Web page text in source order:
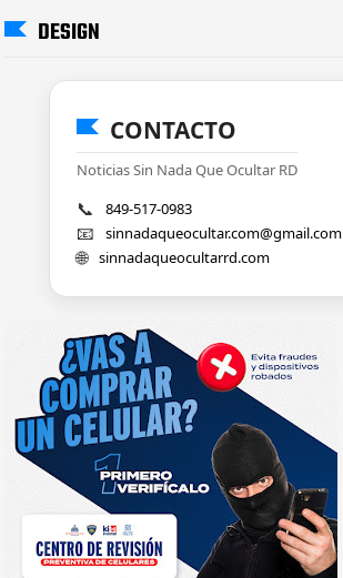
DESIGN
CONTACTO
Noticias Sin Nada Que Ocultar RD
📞 849-517-0983
📧 sinnadaqueocultar.com@gmail.com
🌐 sinnadaqueocultarrd.com